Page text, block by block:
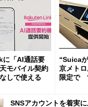
「AI通話要
モバイル契約
しで使える
“Suica
京メト
限定で
SNSアカウントを着実